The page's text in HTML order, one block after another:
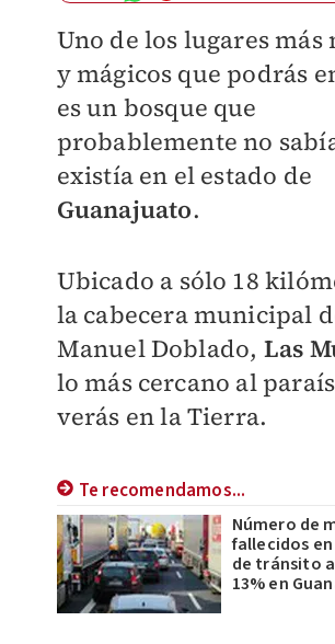
Uno de los lugares más
y mágicos que podrás
es un bosque que
probablemente no
existía en el estado de
Guanajuato.
Ubicado a sólo 18
la cabecera municipal
Manuel Doblado, Las
lo más cercano al
verás en la Tierra.
Te recomendamos...
Número de
fallecidos
de tránsito
13% en